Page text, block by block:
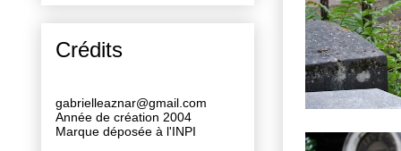
Crédits
gabrielleaznar@gmail.com
Année de création 2004
Marque déposée à l'INPI